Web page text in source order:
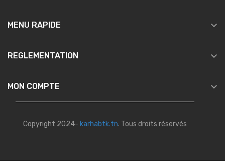
MENU RAPIDE 
REGLEMENTATION 
MON COMPTE 
Copyright 2024- karhabtk.tn. Tous droits réservés